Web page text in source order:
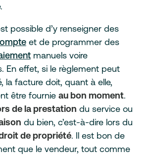
possible d’y renseigner des
et de programmer des
manuels voire
En effet, si le règlement peut
la facture doit, quant à elle,
être fournie au bon moment.
de la prestation du service ou
du bien, c’est-à-dire lors du
de propriété. Il est bon de
que le vendeur, tout comme